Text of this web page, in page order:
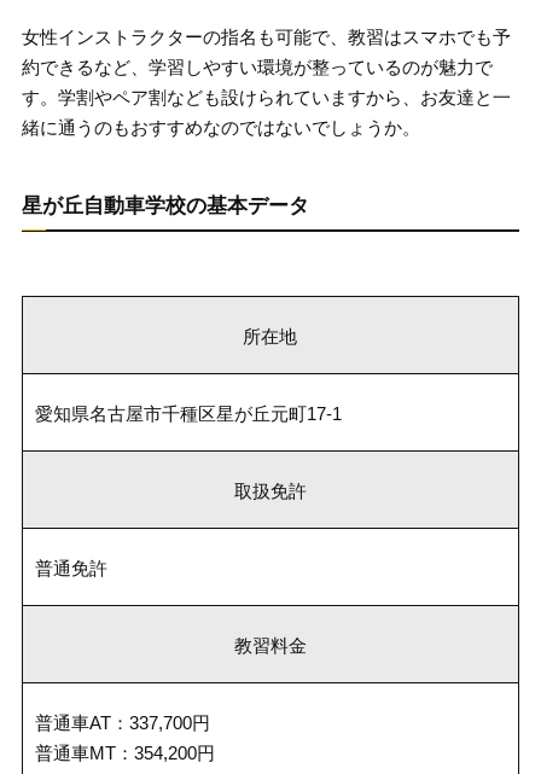
女性インストラクターの指名も可能で、教習はスマホでも予
約できるなど、学習しやすい環境が整っているのが魅力で
す。学割やペア割なども設けられていますから、お友達と一
緒に通うのもおすすめなのではないでしょうか。
星が丘自動車学校の基本データ
所在地
愛知県名古屋市千種区星が丘元町17-1
取扱免許
普通免許
教習料金
普通車AT：337,700円
普通車MT：354,200円